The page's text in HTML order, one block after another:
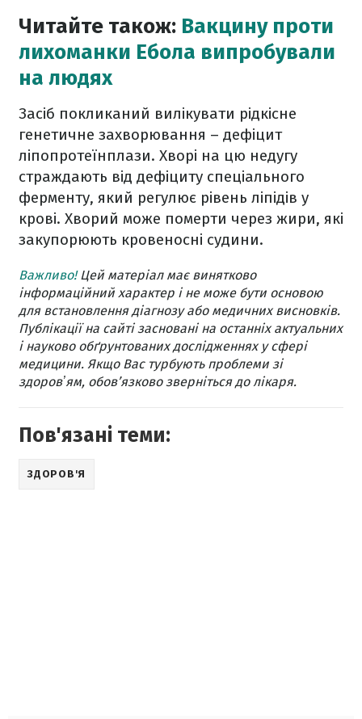
Читайте також: Вакцину проти
лихоманки Ебола випробували
на людях
Засіб покликаний вилікувати рідкісне
генетичне захворювання – дефіцит
ліпопротеїнплази. Хворі на цю недугу
страждають від дефіциту спеціального
ферменту, який регулює рівень ліпідів у
крові. Хворий може померти через жири, які
закупорюють кровеносні судини.
Важливо!Цей матеріал має винятково
інформаційний характер і не може бути основою
для встановлення діагнозу або медичних висновків.
Публікації на сайті засновані на останніх актуальних
і науково обґрунтованих дослідженнях у сфері
медицини. Якщо Вас турбують проблеми зі
здоровʼям, обов’язково зверніться до лікаря.
Пов'язані теми:
ЗДОРОВ'Я